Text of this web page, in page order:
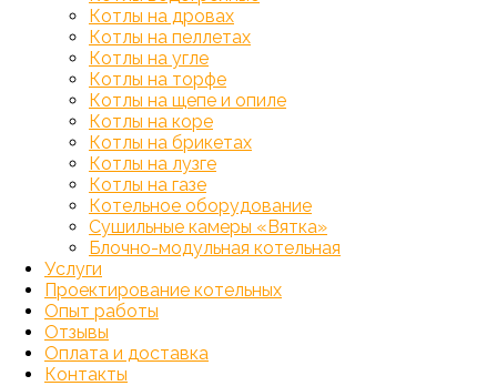
Котлы на дровах
Котлы на пеллетах
Котлы на угле
Котлы на торфе
Котлы на щепе и опиле
Котлы на коре
Котлы на брикетах
Котлы на лузге
Котлы на газе
Котельное оборудование
Сушильные камеры «Вятка»
Блочно-модульная котельная
Услуги
Проектирование котельных
Опыт работы
Отзывы
Оплата и доставка
Контакты